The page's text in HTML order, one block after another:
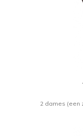
2 dames (een